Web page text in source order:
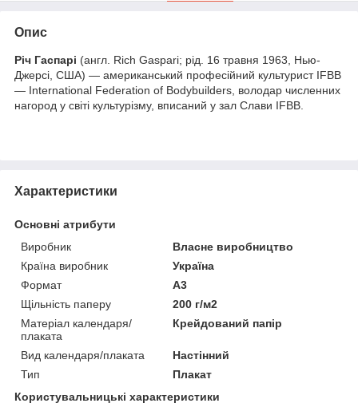
Опис
Річ Гаспарі (англ. Rich Gaspari; рід. 16 травня 1963, Нью-
Джерсі, США) — американський професійний культурист IFBB
— International Federation of Bodybuilders, володар численних
нагород у світі культурізму, вписаний у зал Слави IFBB.
Характеристики
Основні атрибути
Виробник
Власне виробництво
Країна виробник
Україна
Формат
A3
Щільність паперу
200 г/м2
Матеріал календаря/
плаката
Крейдований папір
Вид календаря/плаката
Настінний
Тип
Плакат
Користувальницькі характеристики